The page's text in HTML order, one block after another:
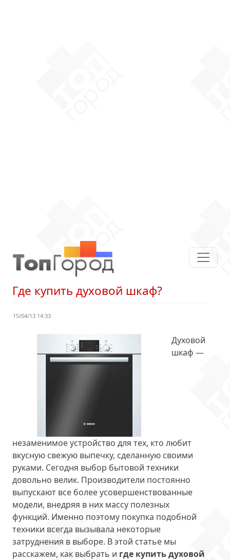
Где купить духовой шкаф?
15/04/13 14:33
Духовой
шкаф —
незаменимое устройство для тех, кто любит
вкусную свежую выпечку, сделанную своими
руками. Сегодня выбор бытовой техники
довольно велик. Производители постоянно
выпускают все более усовершенствованные
модели, внедряя в них массу полезных
функций. Именно поэтому покупка подобной
техники всегда вызывала некоторые
затруднения в выборе. В этой статье мы
расскажем, как выбрать и где купить духовой